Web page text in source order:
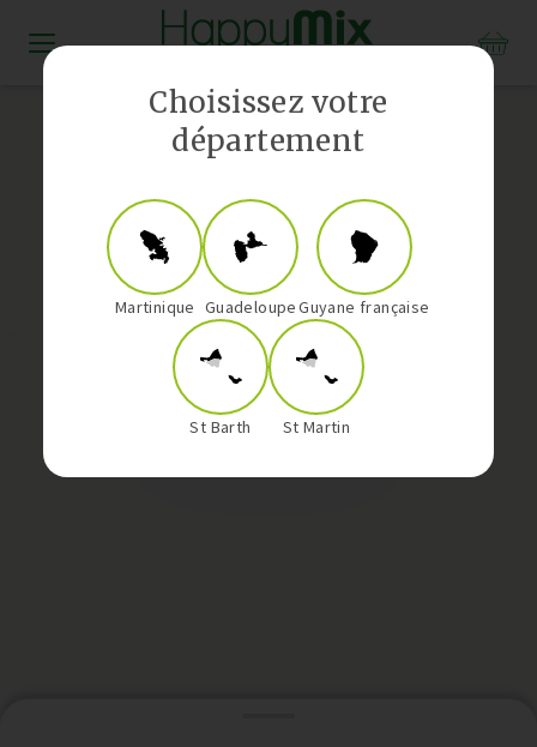
Choisissez votre
département
Martinique GuadeloupeGuyane française
St Barth St Martin